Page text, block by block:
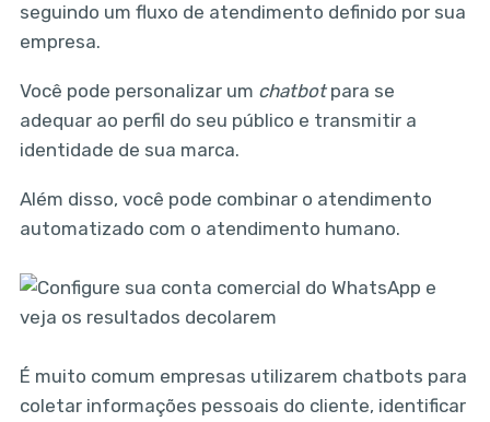
seguindo um fluxo de atendimento definido por sua
empresa.
Você pode personalizar um chatbotpara se
adequar ao perfil do seu público e transmitir a
identidade de sua marca.
Além disso, você pode combinar o atendimento
automatizado com o atendimento humano.
É muito comum empresas utilizarem chatbots para
coletar informações pessoais do cliente, identificar